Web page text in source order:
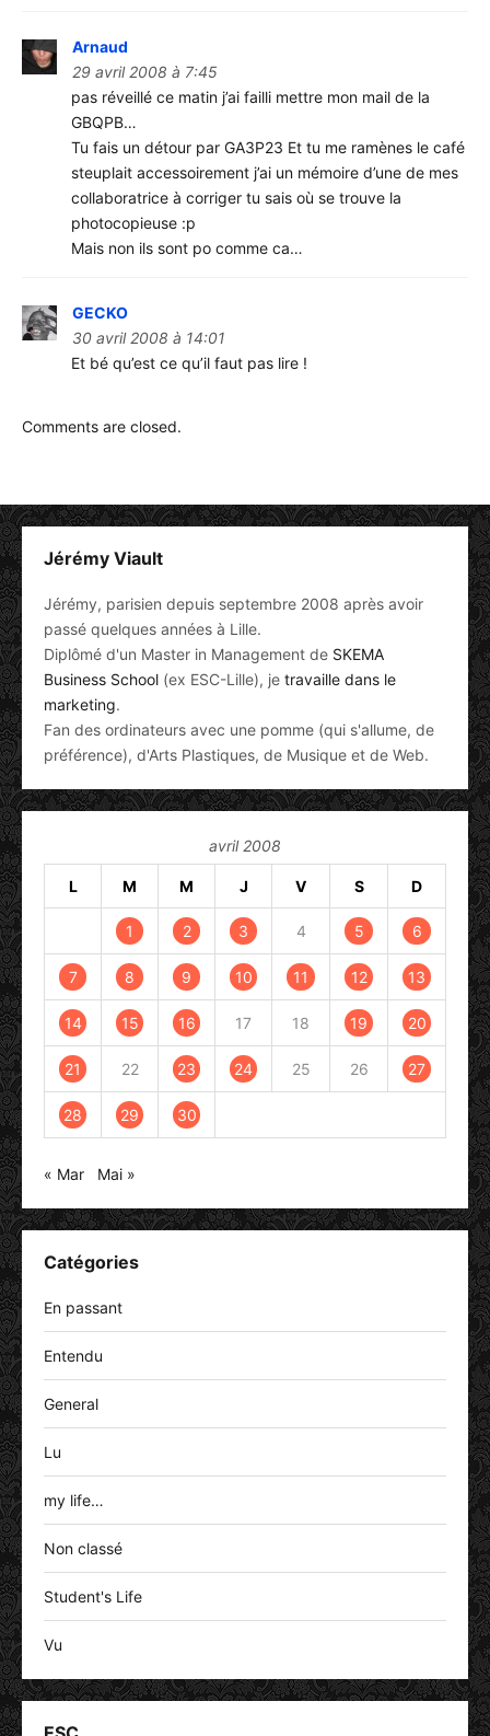
Arnaud
29 avril 2008 à 7:45
pas réveillé ce matin j’ai failli mettre mon mail de la
GBQPB…
Tu fais un détour par GA3P23 Et tu me ramènes le café
steuplait accessoirement j’ai un mémoire d’une de mes
collaboratrice à corriger tu sais où se trouve la
photocopieuse :p
Mais non ils sont po comme ca…
GECKO
30 avril 2008 à 14:01
Et bé qu’est ce qu’il faut pas lire !
Comments are closed.
Jérémy Viault
Jérémy, parisien depuis septembre 2008 après avoir
passé quelques années à Lille.
Diplômé d'un Master in Management de SKEMA
Business School (ex ESC-Lille), je travaille dans le
marketing.
Fan des ordinateurs avec une pomme (qui s'allume, de
préférence), d'Arts Plastiques, de Musique et de Web.
avril 2008
L M M J V S D
1 2 3 4 5 6
7 8 9 10 11 12 13
14 15 16 17 18 19 20
21 22 23 24 25 26 27
28 29 30
« Mar Mai »
Catégories
En passant
Entendu
General
Lu
my life…
Non classé
Student's Life
Vu